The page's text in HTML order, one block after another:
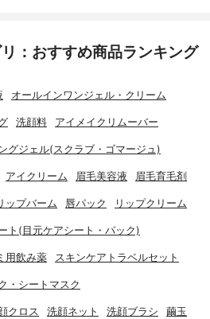
：おすすめ商品ランキング
オールインワンジェル・クリーム
洗顔料 アイメイクリムーバー
グジェル(スクラブ・ゴマージュ)
アイクリーム 眉毛美容液 眉毛育毛剤
ップバーム 唇パック リップクリーム
ト(目元ケアシート・パック)
用飲み薬 スキンケアトラベルセット
・シートマスク
クロス 洗顔ネット 洗顔ブラシ 繭玉